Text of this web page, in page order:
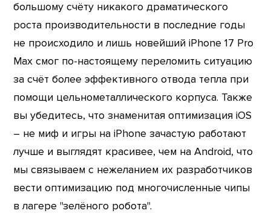
большому счёту никакого драматического
роста производительности в последние годы
не происходило и лишь новейший iPhone 17 Pro
Max смог по-настоящему переломить ситуацию
за счёт более эффективного отвода тепла при
помощи цельнометаллического корпуса. Также
вы убедитесь, что знаменитая оптимизация iOS
– не миф и игры на iPhone зачастую работают
лучше и выглядят красивее, чем на Android, что
мы связываем с нежеланием их разработчиков
вести оптимизацию под многочисленные чипы
в лагере "зелёного робота".